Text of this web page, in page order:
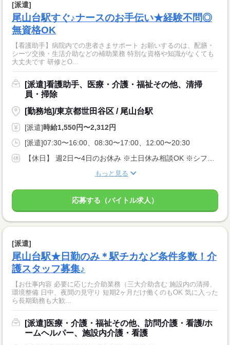
[派遣]
尾山台駅すぐ♪ナースのお手伝い★経験不問◎
無資格OK
【看護助手】病院内での患者さまサポート お願いするのは、配膳・
シーツ交換・生活介助などの補助業務 特別な資格や知識がなくても
大丈夫です 研修とO...
[派遣]看護助手、医療・介護・福祉その他、清掃
員・掃除
[勤務地]/東京都世田谷区 / 尾山台駅
[派遣]時給1,550円〜2,312円
[派遣]07:30〜16:00、08:30〜17:00、12:00〜20:30
【休日】 週2日〜4日のお休み ※土日休み相談OK ※シフト希望考慮します♪
もっと見る
応募する（バイトル求人）
[派遣]
尾山台駅★日勤のみ＊駅チカなど条件多数！介
護スタッフ募集♪
【お仕事内容 必要に応じた介助業務（三大介助含む 施設内の清掃、
環境整備 日中、夜間の見守り 短期2ヶ月だけ働くのもOK 気に入った
ら長期勤務も大歓...
[派遣]医療・介護・福祉その他、訪問介護・看護/ホ
ームヘルパー、施設内介護・看護